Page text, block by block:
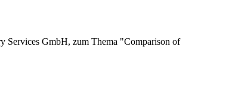
Services GmbH, zum Thema "Comparison of